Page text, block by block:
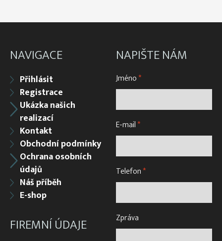
NAVIGACE
Přihlásit
Registrace
Ukázka našich
realizací
Kontakt
Obchodní podmínky
Ochrana osobních
údajů
Náš příběh
E-shop
FIREMNÍ ÚDAJE
NAPIŠTE NÁM
Jméno*
E-mail*
Telefon*
Zpráva